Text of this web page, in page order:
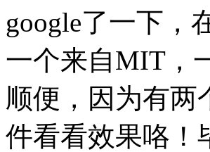
google了一下，
一个来自MIT，
顺便，因为有两
件看看效果咯！